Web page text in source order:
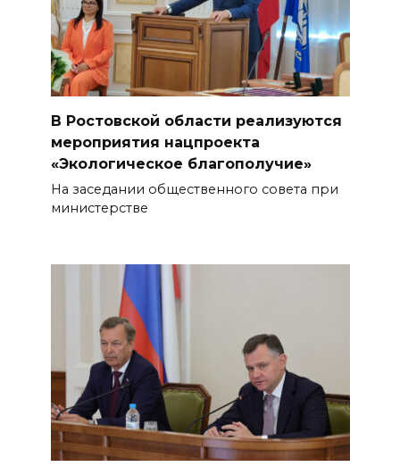
В Ростовской области реализуются
мероприятия нацпроекта
«Экологическое благополучие»
На заседании общественного совета при
министерстве